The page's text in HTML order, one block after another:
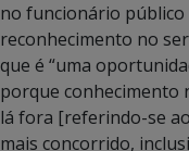
no funcionário público
reconhecimento no
que é “uma
porque conhecimento
lá fora [referindo-se
mais concorrido,